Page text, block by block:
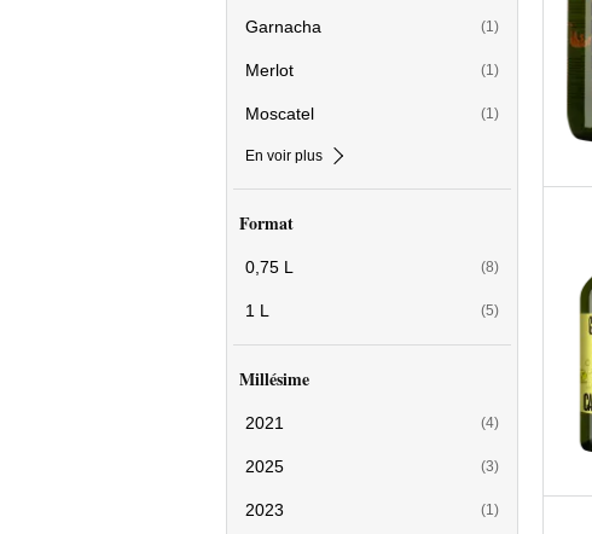
Garnacha (1)
Merlot (1)
Moscatel (1)
En voir plus
Format
0,75 L (8)
1 L (5)
Millésime
2021 (4)
2025 (3)
2023 (1)